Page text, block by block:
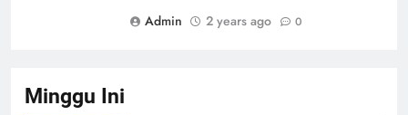
Admin
2 years ago 0
Minggu Ini